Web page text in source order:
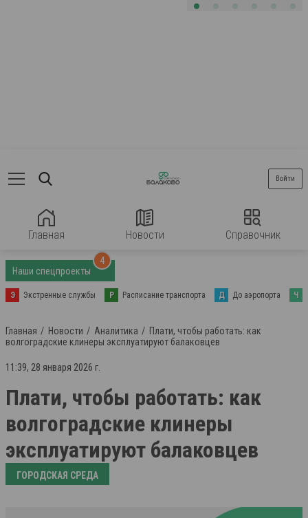
Главная Новости Справочник
Войти
Наши спецпроекты
4
Э Экстренные службы Р Расписание транспорта Д До аэропорта Ч
Главная Новости Аналитика
Плати, чтобы работать: как
волгоградские клинеры эксплуатируют балаковцев
11:39, 28 января 2026 г.
Плати, чтобы работать: как
волгоградские клинеры
эксплуатируют балаковцев
ГОРОДСКАЯ СРЕДА